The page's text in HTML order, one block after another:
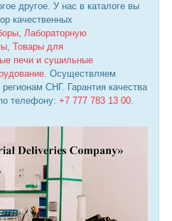
другое. У нас в каталоге вы
качественных
, Лабораторную
, Товары для
печи и сушильные
. Осуществляем
СНГ. Гарантия качества
телефону: +7 777 783 13 00.